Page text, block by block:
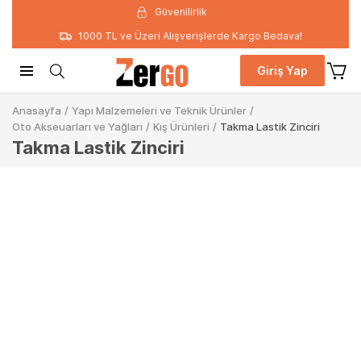
Güvenilirlik
1000 TL ve Üzeri Alışverişlerde Kargo Bedava!
Giriş Yap
Anasayfa / Yapı Malzemeleri ve Teknik Ürünler /
Oto Akseuarları ve Yağları / Kış Ürünleri / Takma Lastik Zinciri
Takma Lastik Zinciri